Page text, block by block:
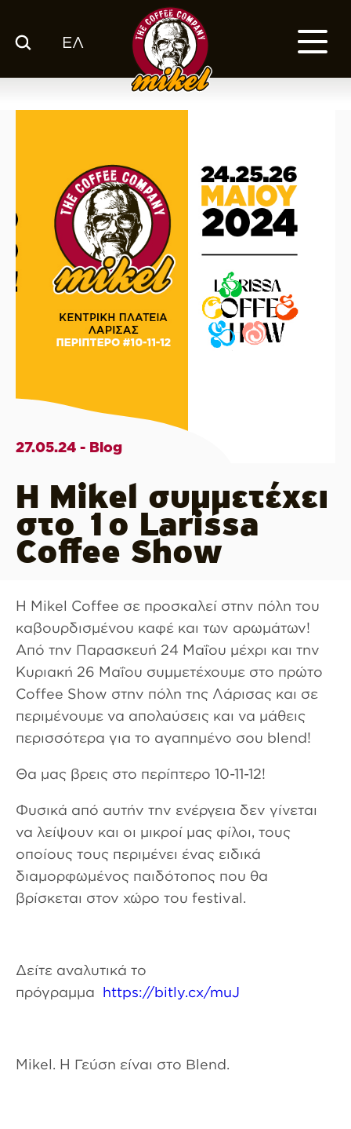
ΕΛ
27.05.24 - Blog
H Mikel συμμετέχει
στο 1ο Larissa
Coffee Show
Η Mikel Coffee σε προσκαλεί στην πόλη του
καβουρδισμένου καφέ και των αρωμάτων!
Από την Παρασκευή 24 Μαΐου μέχρι και την
Κυριακή 26 Μαΐου συμμετέχουμε στο πρώτο
Coffee Show στην πόλη της Λάρισας και σε
περιμένουμε να απολαύσεις και να μάθεις
περισσότερα για το αγαπημένο σου blend!
Θα μας βρεις στο περίπτερο 10-11-12!
Φυσικά από αυτήν την ενέργεια δεν γίνεται
να λείψουν και οι μικροί μας φίλοι, τους
οποίους τους περιμένει ένας ειδικά
διαμορφωμένος παιδότοπος που θα
βρίσκεται στον χώρο του festival.
Δείτε αναλυτικά το
πρόγραμμα https://bitly.cx/muJ
Mikel. Η Γεύση είναι στο Blend.